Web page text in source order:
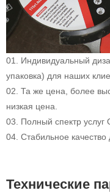
01. Индивидуальный
упаковка) для наших
02. Та же цена, более
низкая цена.
03. Полный спектр услуг
04. Стабильное
Технические